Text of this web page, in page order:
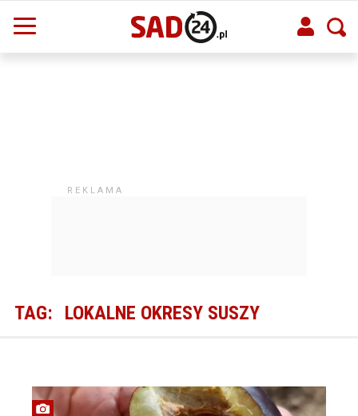
TAG: LOKALNE OKRESY SUSZY